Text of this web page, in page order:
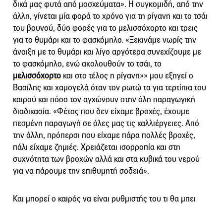
δικά μας φυτά από μοσχεύματα». Η συγκομιδή, από την
άλλη, γίνεται μία φορά το χρόνο για τη ρίγανη και το τσάι
του βουνού, δύο φορές για το μελισσόχορτο και τρεις
για το θυμάρι και το φασκόμηλο. «Ξεκινάμε νωρίς την
άνοιξη με το θυμάρι και λίγο αργότερα συνεχίζουμε με
το φασκόμηλο, ενώ ακολουθούν το τσάι, το
μελισσόχορτο και στο τέλος η ρίγανη»» μου εξηγεί ο
Βασίλης και χαμογελά όταν τον ρωτώ τα για τερτίπια του
καιρού και πόσο τον αγχώνουν στην όλη παραγωγική
διαδικασία. «Φέτος που δεν είχαμε βροχές, έχουμε
πεσμένη παραγωγή σε όλες μας τις καλλιέργειες. Από
την άλλη, πρόπερσι που είχαμε πάρα πολλές βροχές,
πάλι είχαμε ζημιές. Χρειάζεται ισορροπία και στη
συχνότητα των βροχών αλλά και στα κυβικά του νερού
για να πάρουμε την επιθυμητή σοδειά».
Και μπορεί ο καιρός να είναι ρυθμιστής του τι θα μπει